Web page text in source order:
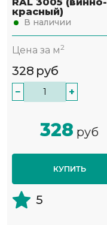
красный)
В наличии
Цена за м2
328 руб
− +
328 руб
КУПИТЬ
5